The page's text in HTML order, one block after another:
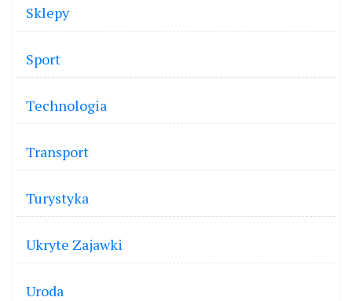
Sklepy
Sport
Technologia
Transport
Turystyka
Ukryte Zajawki
Uroda